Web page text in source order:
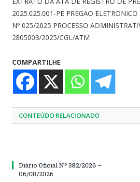
2025.025.001-PE PREGÃO ELETRONICO
Nº 025/2025 PROCESSO
2805003/2025/CGL/ATM
COMPARTILHE
CONTEÚDO RELACIONADO
Diário Oficial Nº 382/2026 –
06/08/2026